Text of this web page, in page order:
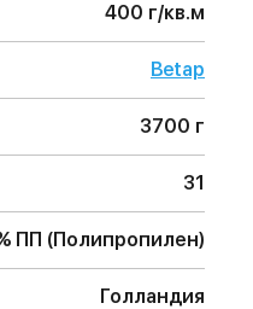
400 г/кв.м
Betap
3700 г
31
ПП (Полипропилен)
Голландия